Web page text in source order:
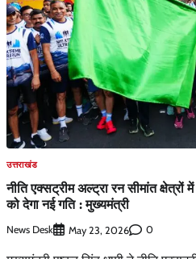
उत्तराखंड
नीति एक्सट्रीम अल्ट्रा रन सीमांत क्षेत्रों
को देगा नई गति : मुख्यमंत्री
News Desk May 23, 2026 0